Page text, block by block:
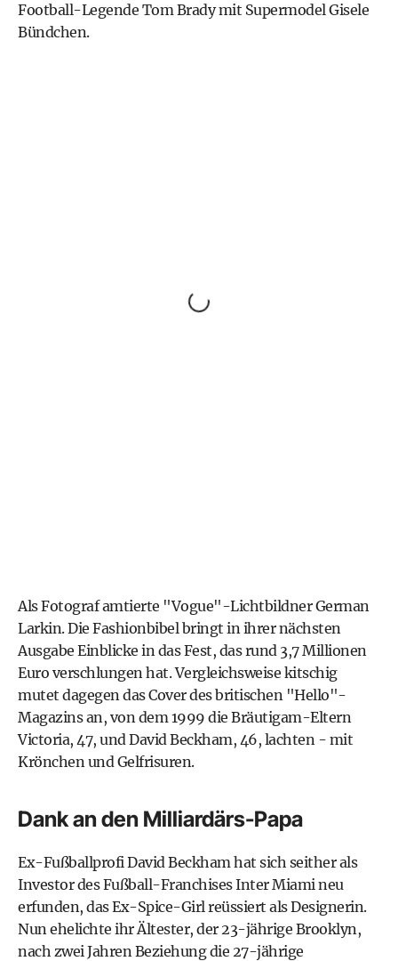
Football-Legende Tom Brady mit Supermodel Gisele
Bündchen.
Als Fotograf amtierte "Vogue"-Lichtbildner German
Larkin. Die Fashionbibel bringt in ihrer nächsten
Ausgabe Einblicke in das Fest, das rund 3,7 Millionen
Euro verschlungen hat. Vergleichsweise kitschig
mutet dagegen das Cover des britischen "Hello"-
Magazins an, von dem 1999 die Bräutigam-Eltern
Victoria, 47, und David Beckham, 46, lachten - mit
Krönchen und Gelfrisuren.
Dank an den Milliardärs-Papa
Ex-Fußballprofi David Beckham hat sich seither als
Investor des Fußball-Franchises Inter Miami neu
erfunden, das Ex-Spice-Girl reüssiert als Designerin.
Nun ehelichte ihr Ältester, der 23-jährige Brooklyn,
nach zwei Jahren Beziehung die 27-jährige